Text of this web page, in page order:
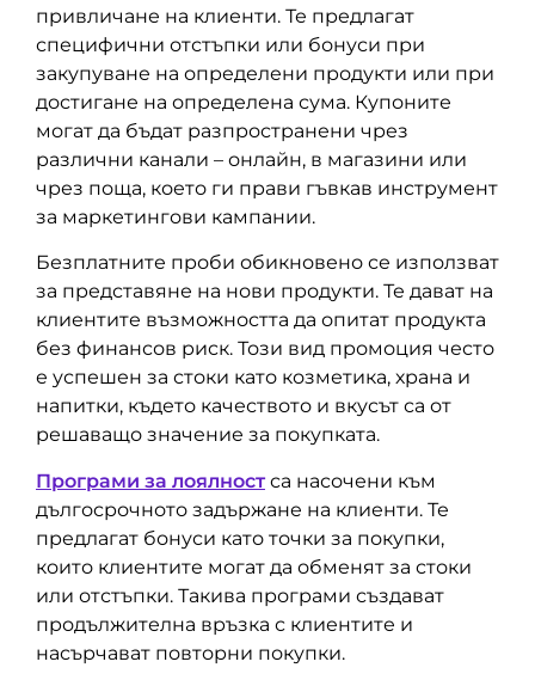
привличане на клиенти. Те предлагат
специфични отстъпки или бонуси при
закупуване на определени продукти или при
достигане на определена сума. Купоните
могат да бъдат разпространени чрез
различни канали – онлайн, в магазини или
чрез поща, което ги прави гъвкав инструмент
за маркетингови кампании.
Безплатните проби обикновено се използват
за представяне на нови продукти. Те дават на
клиентите възможността да опитат продукта
без финансов риск. Този вид промоция често
е успешен за стоки като козметика, храна и
напитки, където качеството и вкусът са от
решаващо значение за покупката.
Програми за лоялностса насочени към
дългосрочното задържане на клиенти. Те
предлагат бонуси като точки за покупки,
които клиентите могат да обменят за стоки
или отстъпки. Такива програми създават
продължителна връзка с клиентите и
насърчават повторни покупки.